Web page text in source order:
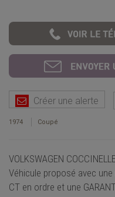
Créer une alerte
1974 Coupé
VOLKSWAGEN
Véhicule proposé avec
CT en ordre et une